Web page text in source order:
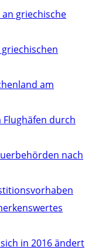
griechische
am
durch
nach
in 2016 ändert